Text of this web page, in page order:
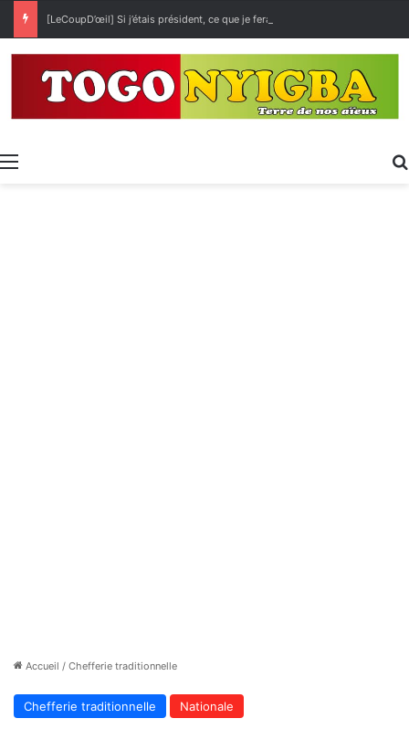
[LeCoupD’œil] Si j’étais président, ce que je ferai des « Évalas »
Menu
Accueil / Chefferie traditionnelle
Chefferie traditionnelle Nationale